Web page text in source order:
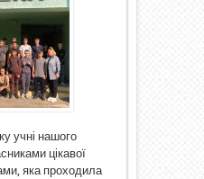
учні нашого
цікавої
яка проходила